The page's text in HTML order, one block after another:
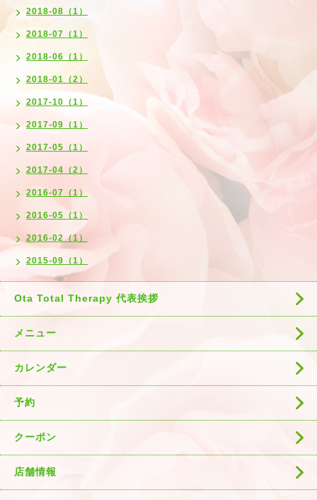
2018-08（1）
2018-07（1）
2018-06（1）
2018-01（2）
2017-10（1）
2017-09（1）
2017-05（1）
2017-04（2）
2016-07（1）
2016-05（1）
2016-02（1）
2015-09（1）
Ota Total Therapy 代表挨拶
メニュー
カレンダー
予約
クーポン
店舗情報